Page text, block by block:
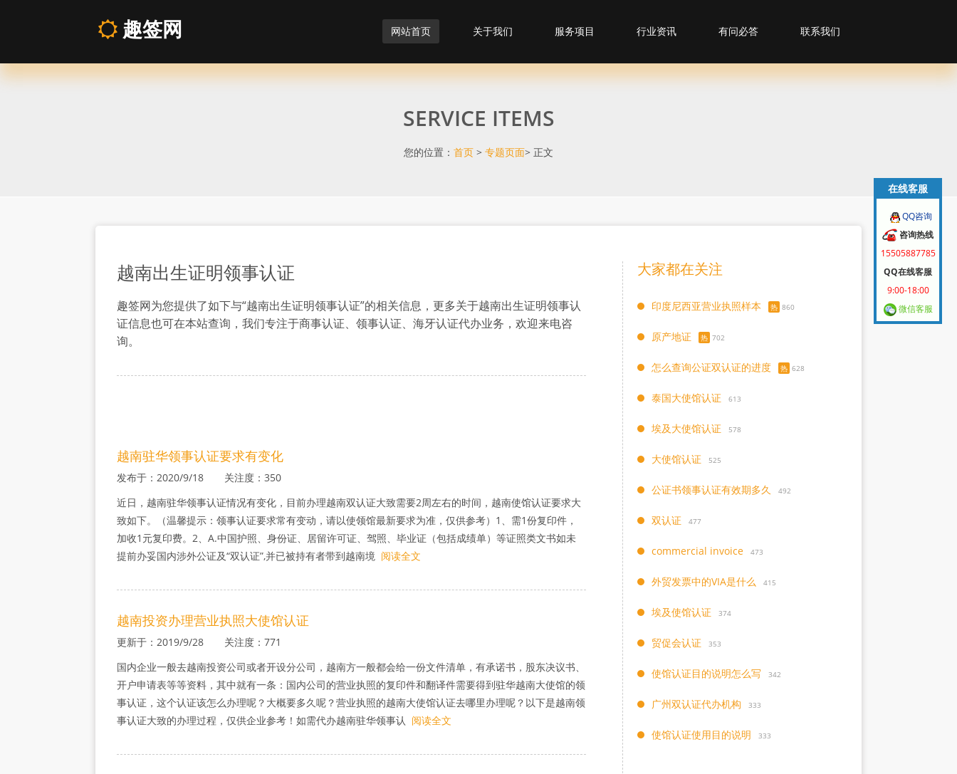
越
趣签网 网站首页 关于我们 服务项目 行业资讯 有问必答 联系我们
SERVICE ITEMS
您的位置： 首页 > 专题页面> 正文
越南出生证明领事认证
趣签网为您提供了如下与“越南出生证明领事认证”的相关信息，更多关于越南出生证明领事认
证信息也可在本站查询，我们专注于商事认证、领事认证、海牙认证代办业务，欢迎来电咨
询。
越南驻华领事认证要求有变化
发布于：2020/9/18 关注度：350
近日，越南驻华领事认证情况有变化，目前办理越南双认证大致需要2周左右的时间，越南使馆认证要求大
致如下。（温馨提示：领事认证要求常有变动，请以使领馆最新要求为准，仅供参考）1、需1份复印件，
加收1元复印费。2、A.中国护照、身份证、居留许可证、驾照、毕业证（包括成绩单）等证照类文书如未
提前办妥国内涉外公证及“双认证”,并已被持有者带到越南境 阅读全文
越南投资办理营业执照大使馆认证
更新于：2019/9/28 关注度：771
国内企业一般去越南投资公司或者开设分公司，越南方一般都会给一份文件清单，有承诺书，股东决议书、
开户申请表等等资料，其中就有一条：国内公司的营业执照的复印件和翻译件需要得到驻华越南大使馆的领
事认证，这个认证该怎么办理呢？大概要多久呢？营业执照的越南大使馆认证去哪里办理呢？以下是越南领
事认证大致的办理过程，仅供企业参考！如需代办越南驻华领事认 阅读全文
大家都在关注
印度尼西亚营业执照样本 热 860
原产地证 热 702
怎么查询公证双认证的进度 热 628
泰国大使馆认证 613
埃及大使馆认证 578
大使馆认证 525
公证书领事认证有效期多久 492
双认证 477
commercial invoice 473
外贸发票中的VIA是什么 415
埃及使馆认证 374
贸促会认证 353
使馆认证目的说明怎么写 342
广州双认证代办机构 333
使馆认证使用目的说明 333
在线客服
QQ咨询
咨询热线
15505887785
QQ在线客服
9:00-18:00
微信客服